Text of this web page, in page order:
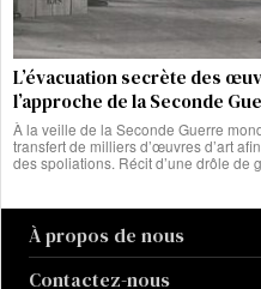
L’évacuation secrète des
l’approche de la Seconde
À la veille de la Seconde Guerre
transfert de milliers d’œuvres d’art
des spoliations. Récit d’une drôle de
À propos de nous
Contactez-nous